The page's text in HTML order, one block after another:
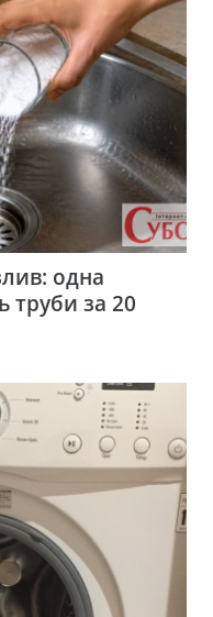
одна
труби за 20